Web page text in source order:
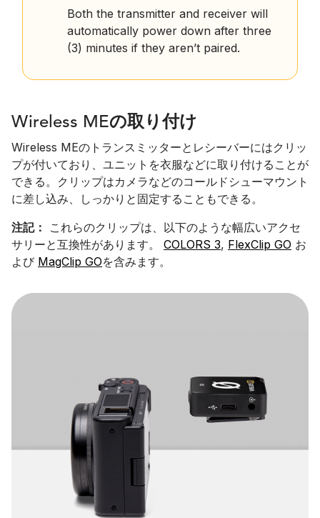
Both the transmitter and receiver will
automatically power down after three
(3) minutes if they aren’t paired.
Wireless MEの取り付け
Wireless MEのトランスミッターとレシーバーにはクリッ
プが付いており、ユニットを衣服などに取り付けることが
できる。クリップはカメラなどのコールドシューマウント
に差し込み、しっかりと固定することもできる。
注記：
これらのクリップは、以下のような幅広いアクセ
サリーと互換性があります。 COLORS 3, FlexClip GO お
よび MagClip GOを含みます。